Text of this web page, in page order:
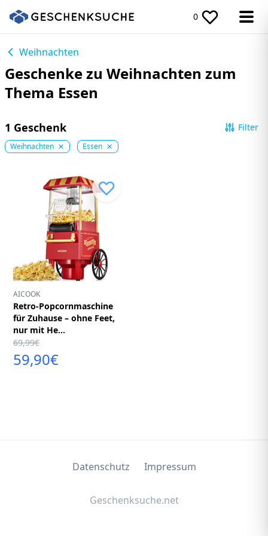
0
Weihnachten
Geschenke zu Weihnachten zum
Thema Essen
1 Geschenk Filter
Weihnachten Essen
AICOOK
Retro-Popcornmaschine
für Zuhause – ohne Feet,
nur mit He...
69,99€
59,90€
Datenschutz Impressum
Geschenksuche.net